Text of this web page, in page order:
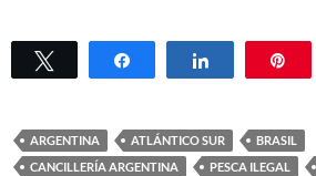
Twittear Compartir Compartir
ARGENTINA ATLÁNTICO SUR
BRASIL
CANCILLERÍA ARGENTINA
PESCA ILEGAL